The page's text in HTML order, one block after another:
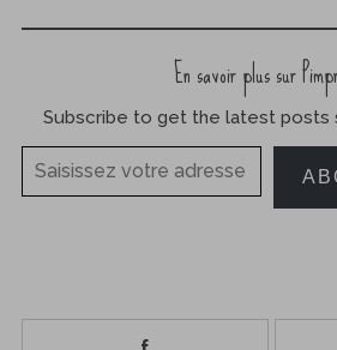
En savoir plus sur
Subscribe to get the latest posts
Saisissez votre adresse e-mail…